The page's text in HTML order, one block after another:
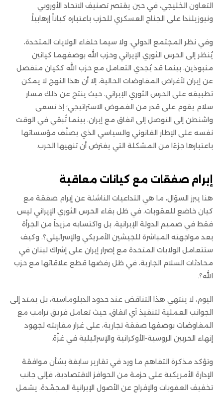
التعاون الخليجي، في حين يقتصر تصنيف الاتحاد الأوروبي
ونيوزيلندا على الجناح العسكري للحزب باعتباره كياناً إرهابياً.
وفي نظر المجتمع الدولي، ولا سيما حلفاء الولايات المتحدة،
يُنظر إلى الحرس الثوري الإيراني وحزب الله بوصفهما كيانين
منبوذين، بينما قد يُجدي التعامل مع حزب الله ككيان منفصل
عن إيران لأغراض المفاوضات الحالية، إلا أن هذا النهج لا يمكن
تطبيقه على الحرس الثوري الإيراني، حيث ينتج عن ذلك مسار
سلام يقوم على قدر من الغموض الاستراتيجي؛ إذ تسعى
واشنطن إلى التوصل إلى اتفاق مع إيران، بينما تُبقي في الوقت
نفسه على الإطار القانوني والسياسي الذي يصنّف مؤسساتها
باعتبارها جزءًا من المشكلة التي يفترض أن تنهيها الحرب.
إبرام صفقات مع كيانات معاقبة
هنا يبرز السؤال، ما هي التداعيات الناشئة عن إبرام صفقة مع
كيان خاضع للعقوبات، في ظل بقاء الحرس الثوري الإيراني ليس
فقط في صميم الدولة الإيرانية، بل واكتسابه مزيداً من الجرأة
بعد مواجهته المباشرة للجيشين الأمريكي والإسرائيلي؟، وكيف
ستتعامل الولايات المتحدة مع إصرار إيران على إشراك لبنان في
محادثات السلام الجارية، في ظل رفضها قطع علاقاتها مع حزب
الله؟.
اليوم، لا ينتهي هذا التناقض عند حدود الدبلوماسية، بل يمتد إلى
الجوانب العملية لتنفيذ أي اتفاق، حيث تعامل فريق ترامب مع
المفاوضات بوصفها صفقة تجارية، على غرار مقاربته لجهود
إنهاء الحربين الروسية-الأوكرانية والإسرائيلية في غزّة.
وتؤكد مذكرة التفاهم ما ورد في تقارير سابقة بشأن موافقة
الإدارة الأمريكية على حزمة من الحوافز الاقتصادية، فإلى جانب
تخفيف العقوبات والإفراج عن الأصول الإيرانية المجمّدة، يشمل